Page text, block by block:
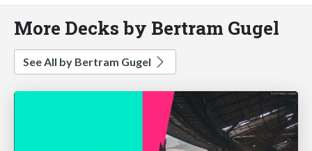
More Decks by Bertram Gugel
See All by Bertram Gugel